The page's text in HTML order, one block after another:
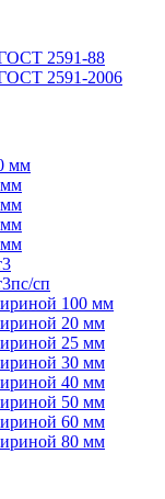
2591-88
2591-2006
мм
мм
мм
мм
мм
сп
100 мм
20 мм
25 мм
30 мм
40 мм
50 мм
60 мм
80 мм